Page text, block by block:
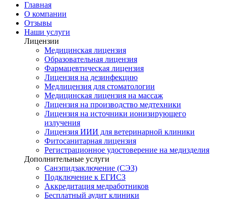
Главная
О компании
Отзывы
Наши услуги
Лицензии
Медицинская лицензия
Образовательная лицензия
Фармацевтическая лицензия
Лицензия на дезинфекцию
Медлицензия для стоматологии
Медицинская лицензия на массаж
Лицензия на производство медтехники
Лицензия на источники ионизирующего
излучения
Лицензия ИИИ для ветеринарной клиники
Фитосанитарная лицензия
Регистрационное удостоверение на медизделия
Дополнительные услуги
Санэпидзаключение (СЭЗ)
Подключение к ЕГИСЗ
Аккредитация медработников
Бесплатный аудит клиники